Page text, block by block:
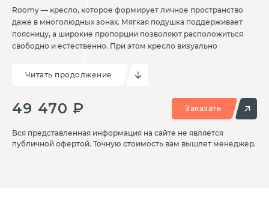
Roomy — кресло, которое формирует личное пространство
даже в многолюдных зонах. Мягкая подушка поддерживает
поясницу, а широкие пропорции позволяют расположиться
свободно и естественно. При этом кресло визуально
переговорных и зон ожидания. В основе конструкции —
прочный деревянный каркас с многослойным
образует аккуратный силуэт с выразительным кантом,
подчеркивающим фирменную геометрию серии.
Металлические опоры придают креслу устойчивость и
визуальную легкость. Кресло Руми — личный комфорт,
Читать продолжение
49 470 ₽ Заказать
Вся представленная информация на сайте не является
публичной офертой. Точную стоимость вам вышлет менеджер.